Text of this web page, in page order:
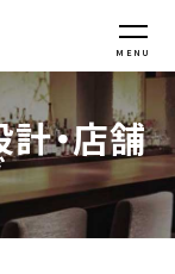
MENU
・店舗